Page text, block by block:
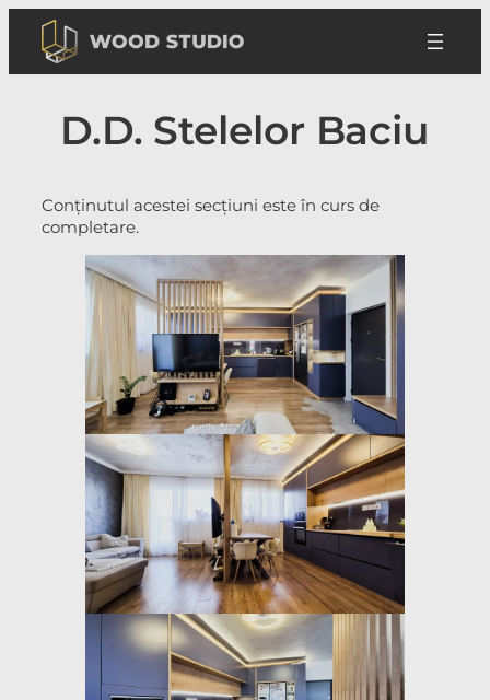
conținut
D.D. Stelelor Baciu
Conținutul acestei secțiuni este în curs de
completare.